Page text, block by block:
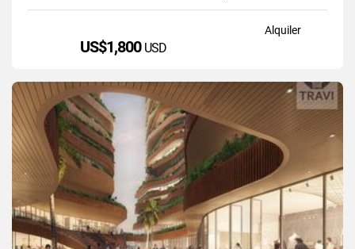
Alquiler
US$1,800 USD